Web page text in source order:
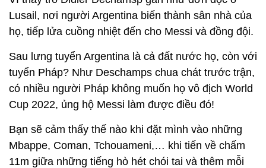
Lusail, nơi người Argentina biến thành sân nhà của
họ, tiếp lửa cuồng nhiệt đến cho Messi và đồng đội.
Sau lưng tuyển Argentina là cả đất nước họ, còn với
tuyển Pháp? Như Deschamps chua chát trước trận,
có nhiều người Pháp không muốn họ vô địch World
Cup 2022, ủng hộ Messi làm được điều đó!
Bạn sẽ cảm thấy thế nào khi đặt mình vào những
Mbappe, Coman, Tchouameni,… khi tiến về chấm
11m giữa những tiếng hò hét chói tai và thêm mỗi